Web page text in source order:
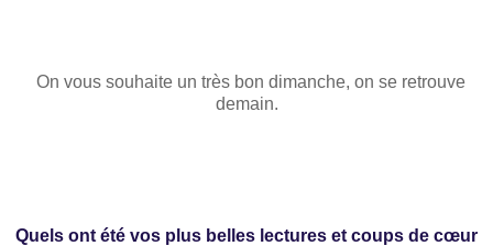
On vous souhaite un très bon dimanche, on se retrouve
demain.
Quels ont été vos plus belles lectures et coups de cœur